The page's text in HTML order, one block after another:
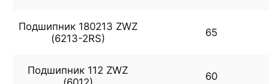
Подшипник 180213 ZWZ
(6213-2RS)
65
Подшипник 112 ZWZ
60